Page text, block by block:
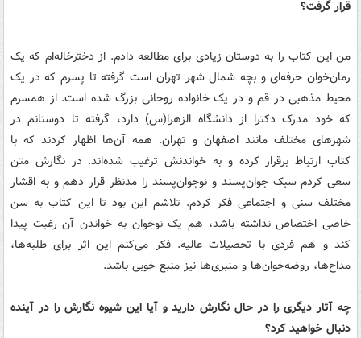
قرار گرفت؟
من این کتاب را به دوستان زیادی برای مطالعه دادم. از دخترخاله‌ام که یک
رمان‌خوان حرفه‌ای و بچه شمال شهر تهران است گرفته تا پسرم که در یک
محیط مذهبی در قم و در یک خانواده روحانی بزرگ شده است. از همسرم
که خود مدرک دکترا از دانشگاه الزهرا(س) دارد، گرفته تا دوستانم در
شهرهای مختلف مانند اصفهان و تهران. همه آن‌ها اظهار کردند که با
کتاب ارتباط برقرار کرده‌ و به خواندنش ترغیب شده‌اند. در نگارش متن
سعی کردم سبک جوان‌پسند و نوجوان‌پسند را مدنظر قرار دهم و به اقشار
مختلف سنی و اجتماعی فکر کردم. تلاشم این بود تا این کتاب به سن
خاصی اختصاص نداشته باشد، هم یک نوجوان به خواندن آن رغبت پیدا
کند و هم فردی با تحصیلات عالیه. فکر می‌کنم این اثر برای طلبه‌ها،
مداح‌ها، روضه‌خوان‌ها و منبری‌ها نیز منبع خوبی باشد.
چه آثار دیگری را در حال نگارش دارید و آیا این شیوه نگارش را در آینده
دنبال خواهید کرد؟